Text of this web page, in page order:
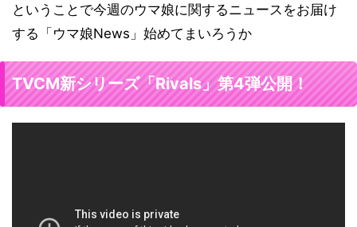
ということで今週のウマ娘に関するニュースをお届け
する「ウマ娘News」始めてまいろうか
TVCM新シリーズ「Rivals」第4弾公開！